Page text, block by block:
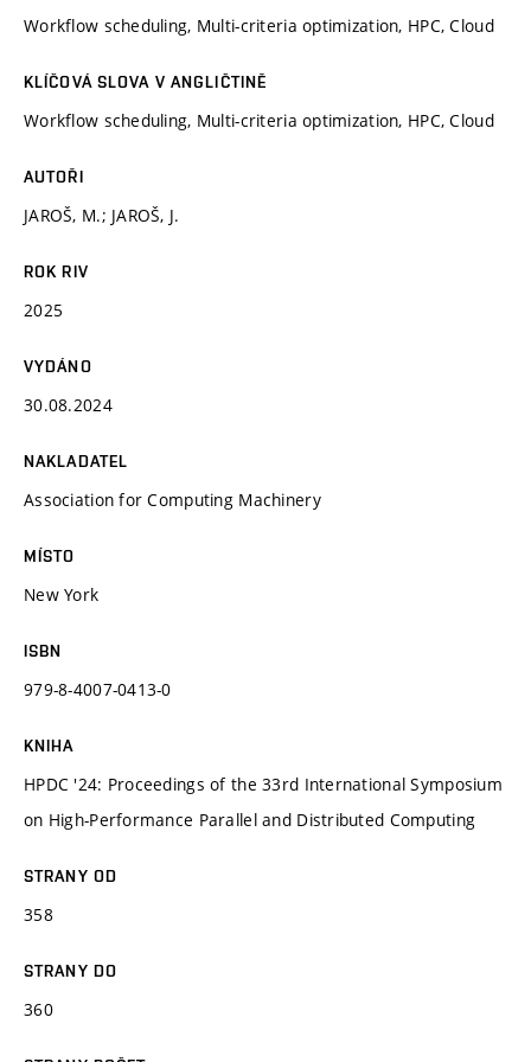
Workflow scheduling, Multi-criteria optimization, HPC, Cloud
KLÍČOVÁ SLOVA V ANGLIČTINĚ
Workflow scheduling, Multi-criteria optimization, HPC, Cloud
AUTOŘI
JAROŠ, M.; JAROŠ, J.
ROK RIV
2025
VYDÁNO
30.08.2024
NAKLADATEL
Association for Computing Machinery
MÍSTO
New York
ISBN
979-8-4007-0413-0
KNIHA
HPDC '24: Proceedings of the 33rd International Symposium
on High-Performance Parallel and Distributed Computing
STRANY OD
358
STRANY DO
360